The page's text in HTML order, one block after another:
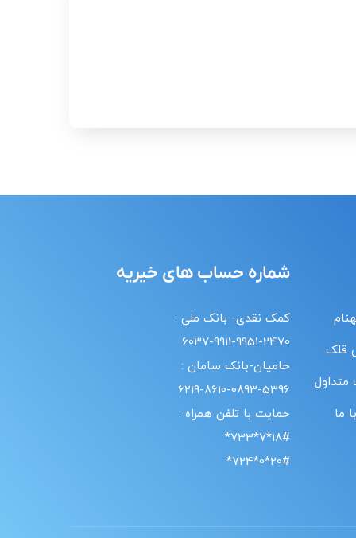
قلک
متداول
ما
شماره حساب های خیریه
کمک نقدی- بانک ملی :
6037-9911-9951-2470
حامیان-بانک سامان :
6219-8610-0893-5396
حمایت با تلفن همراه :
18#*7*733*
20#*0*724*